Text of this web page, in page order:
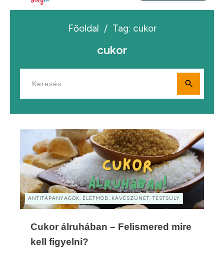
Főoldal / Tag: cukor
cukor
ANTITÁPANYAGOK, ÉLETMÓD, KÁVÉSZÜNET, TESTSÚLY
Cukor álruhában – Felismered mire
kell figyelni?